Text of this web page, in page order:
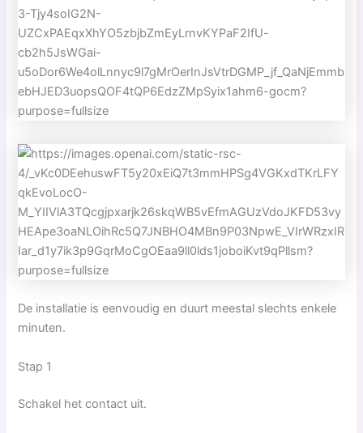
De installatie is eenvoudig en duurt meestal slechts enkele
minuten.
Stap 1
Schakel het contact uit.